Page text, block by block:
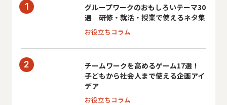
グループワークのおもしろいテーマ30
選｜研修・就活・授業で使えるネタ集
お役立ちコラム
チームワークを高めるゲーム17選！
子どもから社会人まで使える企画アイ
デア
お役立ちコラム